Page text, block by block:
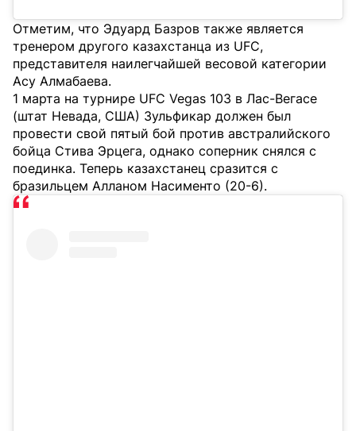
Отметим, что Эдуард Базров также является
тренером другого казахстанца из UFC,
представителя наилегчайшей весовой категории
Асу Алмабаева.
1 марта на турнире UFC Vegas 103 в Лас-Вегасе
(штат Невада, США) Зульфикар должен был
провести свой пятый бой против австралийского
бойца Стива Эрцега, однако соперник снялся с
поединка. Теперь казахстанец сразится с
бразильцем Алланом Насименто (20-6).